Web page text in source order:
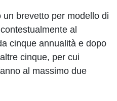
brevetto per modello di
al
cinque annualità e dopo
cinque, per cui
al massimo due